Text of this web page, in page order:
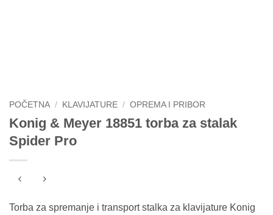
POČETNA / KLAVIJATURE / OPREMA I PRIBOR
Konig & Meyer 18851 torba za stalak
Spider Pro
Torba za spremanje i transport stalka za klavijature Konig